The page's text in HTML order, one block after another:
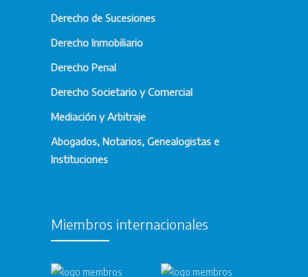
Derecho de Sucesiones
Derecho Inmobiliario
Derecho Penal
Derecho Societario y Comercial
Mediación y Arbitraje
Abogados, Notarios, Genealogistas e
Instituciones
Miembros internacionales